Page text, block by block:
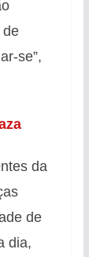
de
se”,
da
de
dia,